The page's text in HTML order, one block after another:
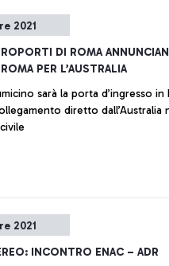
2021
DI ROMA
PER L’AUSTRALIA
sarà la porta d’ingresso
diretto dall’Australia
2021
INCONTRO ENAC – ADR